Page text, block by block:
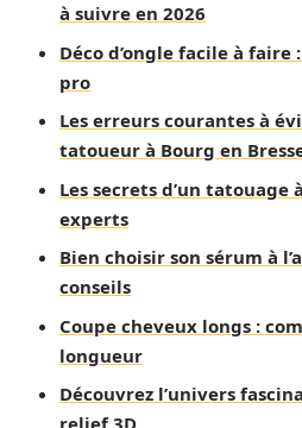
à suivre en 2026
Déco d’ongle facile à faire
pro
Les erreurs courantes à
tatoueur à Bourg en
Les secrets d’un tatouage
experts
Bien choisir son sérum à
conseils
Coupe cheveux longs :
longueur
Découvrez l’univers
relief 3D